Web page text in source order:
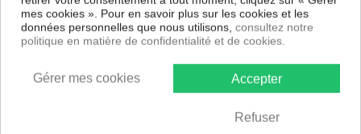
Contenu
2 taies d'oreiller 63x63 cm Coton Tissage serré - 57 fils /cm²
mes cookies ». Pour en savoir plus sur les cookies et les
données personnelles que nous utilisons, consultez notre
politique en matière de confidentialité et de cookies.
Accepter
Refuser
Gérer mes cookies